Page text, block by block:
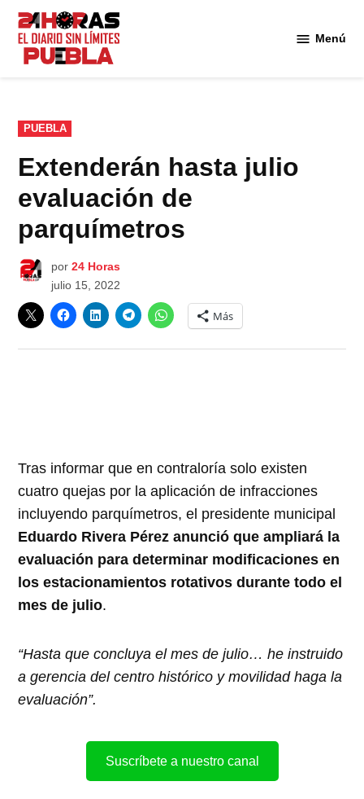
Saltar
contenido
Menú
PUBLICADO
EN
PUEBLA
Extenderán hasta julio
evaluación de
parquímetros
por 24 Horas
julio 15, 2022
Más
Tras informar que en contraloría solo existen
cuatro quejas por la aplicación de infracciones
incluyendo parquímetros, el presidente municipal
Eduardo Rivera Pérez anunció que ampliará la
evaluación para determinar modificaciones en
los estacionamientos rotativos durante todo el
mes de julio.
“Hasta que concluya el mes de julio… he instruido
a gerencia del centro histórico y movilidad haga la
evaluación”.
Suscríbete a nuestro canal